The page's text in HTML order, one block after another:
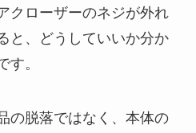
クローザーのネジが外れ
と、どうしていいか分か
す。
の脱落ではなく、本体の